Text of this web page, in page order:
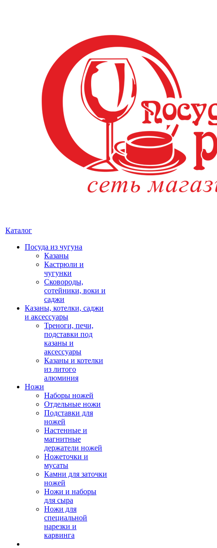
Каталог
Посуда из чугуна
Казаны
Кастрюли и
чугунки
Сковороды,
сотейники, воки и
саджи
Казаны, котелки, саджи
и аксессуары
Треноги, печи,
подставки под
казаны и
аксессуары
Казаны и котелки
из литого
алюминия
Ножи
Наборы ножей
Отдельные ножи
Подставки для
ножей
Настенные и
магнитные
держатели ножей
Ножеточки и
мусаты
Камни для заточки
ножей
Ножи и наборы
для сыра
Ножи для
специальной
нарезки и
карвинга